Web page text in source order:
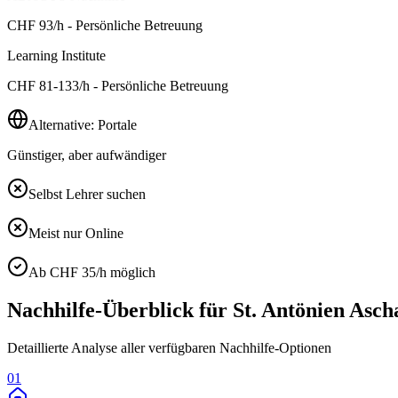
CHF 93/h - Persönliche Betreuung
Learning Institute
CHF 81-133/h - Persönliche Betreuung
Alternative: Portale
Günstiger, aber aufwändiger
Selbst Lehrer suchen
Meist nur Online
Ab CHF 35/h möglich
Nachhilfe-Überblick für St. Antönien
Detaillierte Analyse aller verfügbaren Nachhilfe-Optionen
01